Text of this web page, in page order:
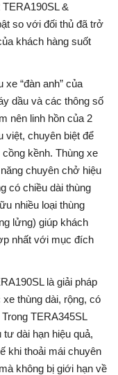
&
so với đối thủ đã trở
khách hàng suốt
“đàn anh” của
dầu và các thông số
nên linh hồn của 2
việt, chuyên biệt để
kềnh. Thùng xe
chuyên chở hiệu
có chiều dài thùng
nhiều loại thùng
lửng) giúp khách
nhất với mục đích
là giải pháp
thùng dài, rộng, có
TERA345SL
dài hạn hiệu quả,
khi thoải mái chuyên
không bị giới hạn về